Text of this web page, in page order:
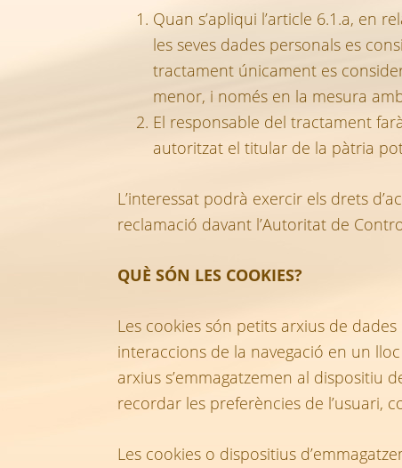
Quan s’apliqui l’article 6.1.a, en
les seves dades personals es
tractament únicament es
menor, i només en la mesura
El responsable del tractament
autoritzat el titular de la pàtria
L’interessat podrà exercir els drets
reclamació davant l’Autoritat de
QUÈ SÓN LES COOKIES?
Les cookies són petits arxius de
interaccions de la navegació en un
arxius s’emmagatzemen al dispositiu
recordar les preferències de l’usuari,
Les cookies o dispositius